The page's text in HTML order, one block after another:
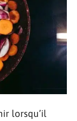
lorsqu’il